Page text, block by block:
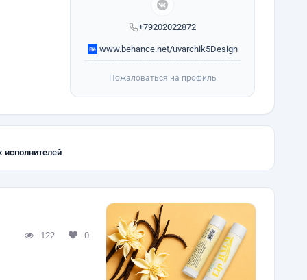
+79202022872
www.behance.net/uvarchik5Design
Пожаловаться на профиль
122 0